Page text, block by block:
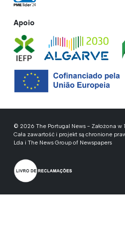
Apoio
© 2026 The Portugal News - Założona w
Cała zawartość i projekt są chronione
Lda i The News Group of Newspapers